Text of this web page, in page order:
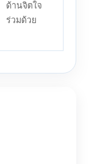
ด้านจิตใจ
ร่วมด้วย